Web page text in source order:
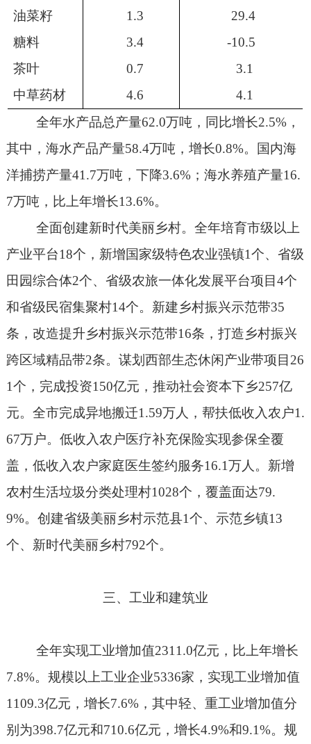
油菜籽 1.3
29.4
糖料
3.4
-10.5
茶叶
0.7
3.1
中草药材
4.6
4.1
全年水产品总产量62.0万吨，同比增长2.5%，
其中，海水产品产量58.4万吨，增长0.8%。国内海
洋捕捞产量41.7万吨，下降3.6%；海水养殖产量16.
7万吨，比上年增长13.6%。
全面创建新时代美丽乡村。全年培育市级以上
产业平台18个，新增国家级特色农业强镇1个、省级
田园综合体2个、省级农旅一体化发展平台项目 4个
和省级民宿集聚村14个。新建乡村振兴示范带35
条，改造提升乡村振兴示范带16条，打造乡村振兴
跨区域精品带2条。谋划西部生态休闲产业带项目 26
1个，完成投资150亿元，推动社会资本下乡257亿
元。全市完成异地搬迁1.59万人，帮扶低收入农户1.
67万户。低收入农户医疗补充保险实现参保全覆
盖，低收入农户家庭医生签约服务16.1万人。新增
农村生活垃圾分类处理村1028个，覆盖面达79.
9%。创建省级美丽乡村示范县1个、示范乡镇13
个、新时代美丽乡村792个。
三、工业和建筑业
全年实现工业增加值2311.0亿元，比上年增长
7.8%。规模以上工业企业5336家，实现工业增加值
1109.3亿元，增长7.6%，其中轻、重工业增加值分
别为398.7亿元和710.6亿元，增长4.9%和9.1%。规